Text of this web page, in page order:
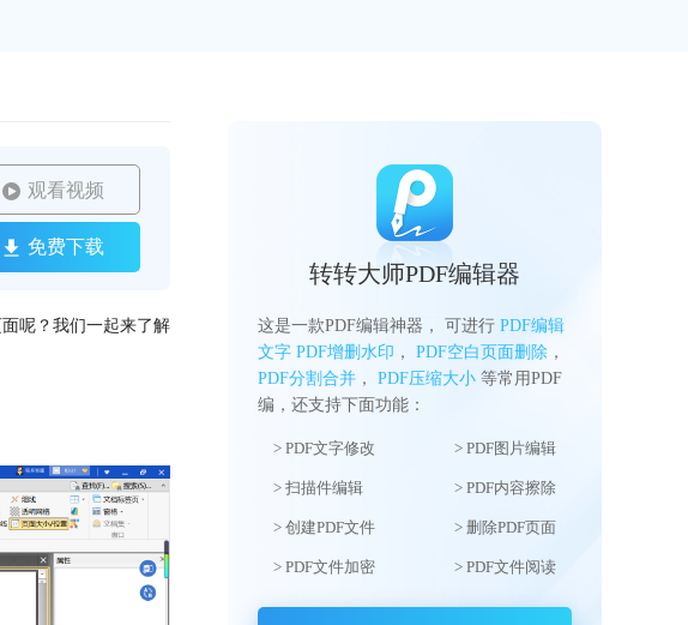
观看视频
免费下载
呢？我们一起来了解
转转大师PDF编辑器
这是一款PDF编辑神器， 可进行 PDF编辑
文字 PDF增删水印 ， PDF空白页面删除 ，
PDF分割合并 ， PDF压缩大小 等常用PDF
编，还支持下面功能：
> PDF文字修改 > PDF图片编辑
> 扫描件编辑 > PDF内容擦除
> 创建PDF文件 > 删除PDF页面
> PDF文件加密 > PDF文件阅读